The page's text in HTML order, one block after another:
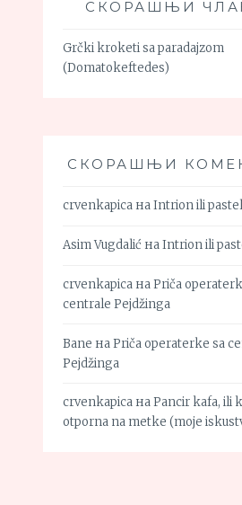
СКОРАШЊИ
Grčki kroketi sa paradajzom
(Domatokeftedes)
СКОРАШЊИ
crvenkapica наIntrion ili
Asim Vugdalić наIntrion ili
crvenkapica наPriča
centrale Pejdžinga
Bane наPriča operaterke sa
Pejdžinga
crvenkapica наPancir kafa, ili
otporna na metke (moje